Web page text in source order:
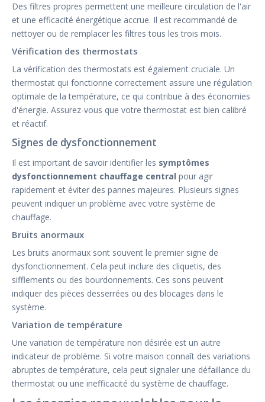
Des filtres propres permettent une meilleure circulation de l'air
et une efficacité énergétique accrue. Il est recommandé de
nettoyer ou de remplacer les filtres tous les trois mois.
Vérification des thermostats
La vérification des thermostats est également cruciale. Un
thermostat qui fonctionne correctement assure une régulation
optimale de la température, ce qui contribue à des économies
d'énergie. Assurez-vous que votre thermostat est bien calibré
et réactif.
Signes de dysfonctionnement
Il est important de savoir identifier les symptômes
dysfonctionnement chauffage central pour agir
rapidement et éviter des pannes majeures. Plusieurs signes
peuvent indiquer un problème avec votre système de
chauffage.
Bruits anormaux
Les bruits anormaux sont souvent le premier signe de
dysfonctionnement. Cela peut inclure des cliquetis, des
sifflements ou des bourdonnements. Ces sons peuvent
indiquer des pièces desserrées ou des blocages dans le
système.
Variation de température
Une variation de température non désirée est un autre
indicateur de problème. Si votre maison connaît des variations
abruptes de température, cela peut signaler une défaillance du
thermostat ou une inefficacité du système de chauffage.